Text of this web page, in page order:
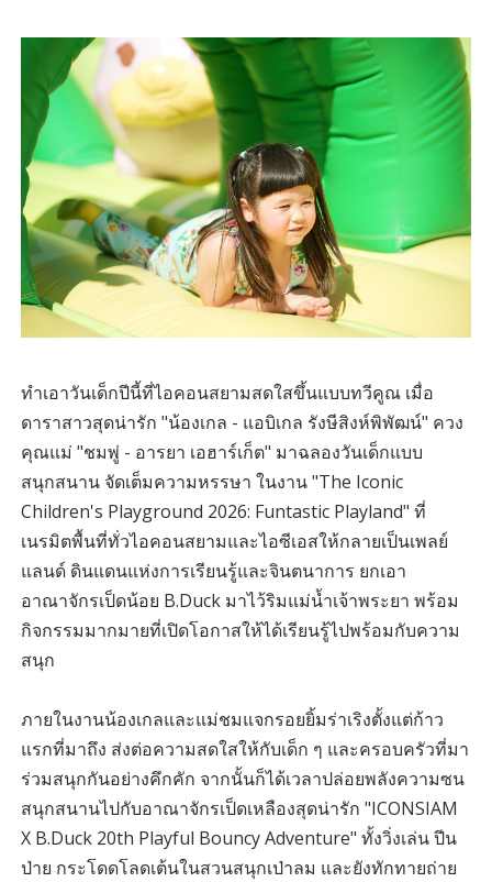
ทำเอาวันเด็กปีนี้ที่ไอคอนสยามสดใสขึ้นแบบทวีคูณ เมื่อ
ดาราสาวสุดน่ารัก "น้องเกล - แอบิเกล รังษีสิงห์พิพัฒน์" ควง
คุณแม่ "ชมพู่ - อารยา เอฮาร์เก็ต" มาฉลองวันเด็กแบบ
สนุกสนาน จัดเต็มความหรรษา ในงาน "The Iconic
Children's Playground 2026: Funtastic Playland" ที่
เนรมิตพื้นที่ทั่วไอคอนสยามและไอซีเอสให้กลายเป็นเพลย์
แลนด์ ดินแดนแห่งการเรียนรู้และจินตนาการ ยกเอา
อาณาจักรเป็ดน้อย B.Duck มาไว้ริมแม่น้ำเจ้าพระยา พร้อม
กิจกรรมมากมายที่เปิดโอกาสให้ได้เรียนรู้ไปพร้อมกับความ
สนุก
ภายในงานน้องเกลและแม่ชมแจกรอยยิ้มร่าเริงตั้งแต่ก้าว
แรกที่มาถึง ส่งต่อความสดใสให้กับเด็ก ๆ และครอบครัวที่มา
ร่วมสนุกกันอย่างคึกคัก จากนั้นก็ได้เวลาปล่อยพลังความซน
สนุกสนานไปกับอาณาจักรเป็ดเหลืองสุดน่ารัก "ICONSIAM
X B.Duck 20th Playful Bouncy Adventure" ทั้งวิ่งเล่น ปีน
ป่าย กระโดดโลดเต้นในสวนสนุกเป่าลม และยังทักทายถ่าย